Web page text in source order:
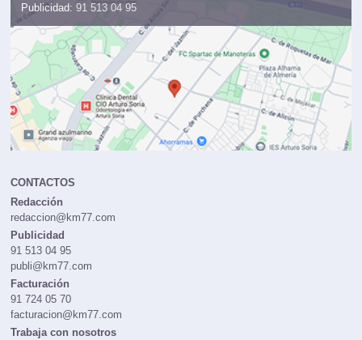
Publicidad: 91 513 04 95
CONTACTOS
Redacción
redaccion@km77.com
Publicidad
91 513 04 95
publi@km77.com
Facturación
91 724 05 70
facturacion@km77.com
Trabaja con nosotros